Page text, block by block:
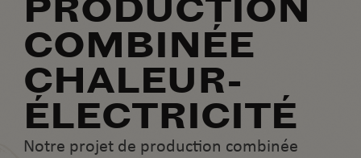
PRODUCTION
COMBINÉE
CHALEUR-
ÉLECTRICITÉ
Notre projet de production combinée